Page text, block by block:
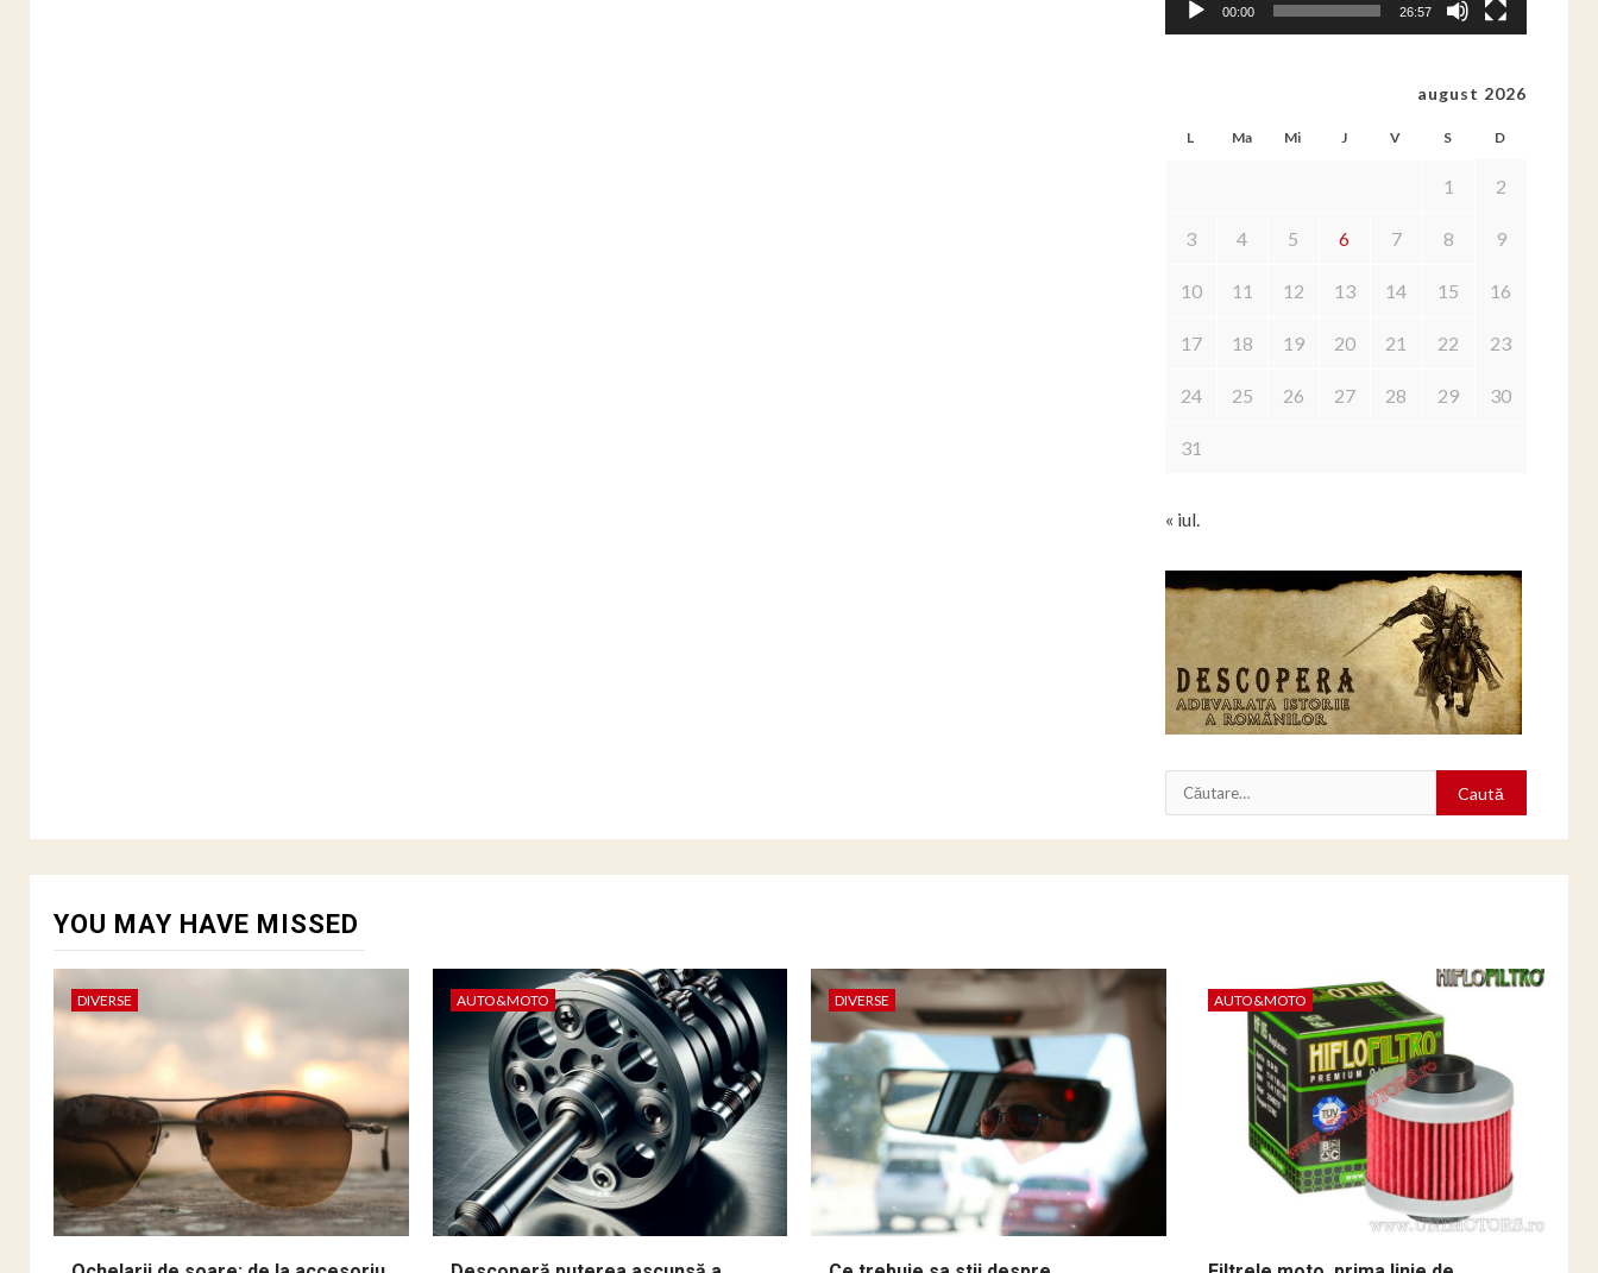
00:00 26:57
august 2026
L Ma Mi J V S D
1 2
3 4 5 6 7 8 9
10 11 12 13 14 15 16
17 18 19 20 21 22 23
24 25 26 27 28 29 30
31
« iul.
Caută
după:
YOU MAY HAVE MISSED
DIVERSE AUTO&MOTO DIVERSE AUTO&MOTO